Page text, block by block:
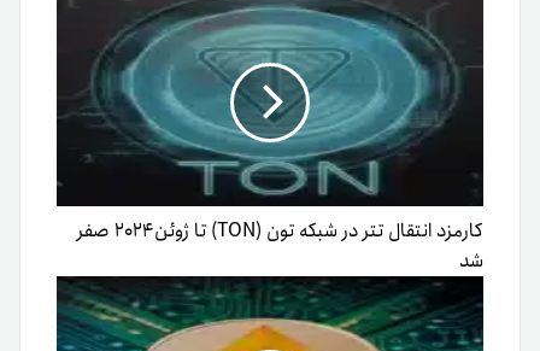
کارمزد انتقال تتر در شبکه تون (TON) تا ژوئن۲۰۲۴ صفر
شد